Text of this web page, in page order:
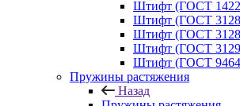
Штифт (ГОСТ
Штифт (ГОСТ
Штифт (ГОСТ
Штифт (ГОСТ
Штифт (ГОСТ
Пружины растяжения
Назад